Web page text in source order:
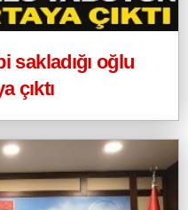
sakladığı oğlu
çıktı